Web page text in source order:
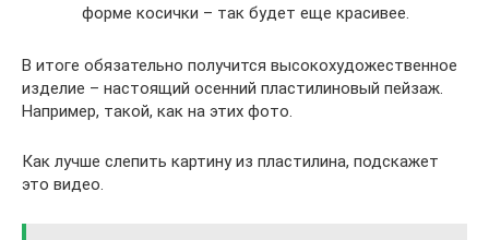
форме косички – так будет еще красивее.
В итоге обязательно получится высокохудожественное
изделие – настоящий осенний пластилиновый пейзаж.
Например, такой, как на этих фото.
Как лучше слепить картину из пластилина, подскажет
это видео.